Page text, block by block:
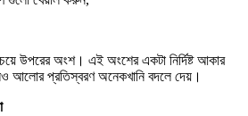
উপরের অংশ। এই অংশের একটা নির্দিষ্ট আকার
আলোর প্রতিস্বরণ অনেকখানি বদলে দেয়।